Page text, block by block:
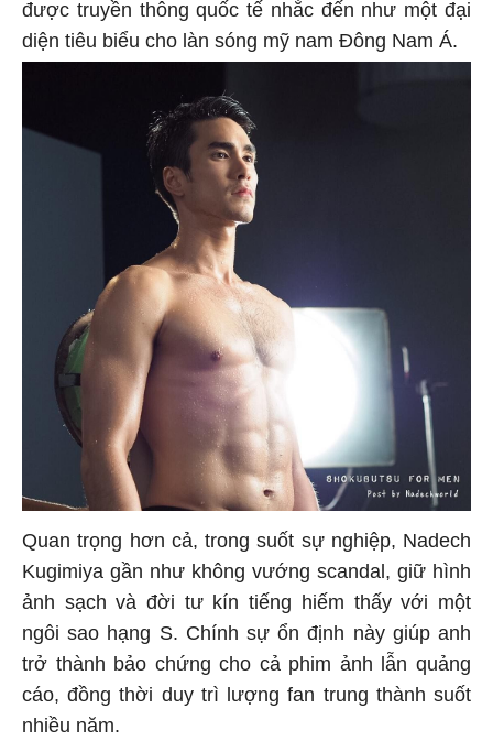
được truyền thông quốc tế nhắc đến như một đại
diện tiêu biểu cho làn sóng mỹ nam Đông Nam Á.
Quan trọng hơn cả, trong suốt sự nghiệp, Nadech
Kugimiya gần như không vướng scandal, giữ hình
ảnh sạch và đời tư kín tiếng hiếm thấy với một
ngôi sao hạng S. Chính sự ổn định này giúp anh
trở thành bảo chứng cho cả phim ảnh lẫn quảng
cáo, đồng thời duy trì lượng fan trung thành suốt
nhiều năm.